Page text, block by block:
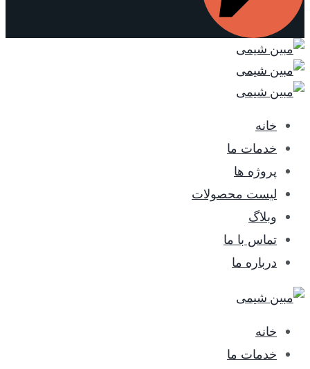
خانه
خدمات ما
پروژه ها
لیست محصولات
وبلاگ
تماس با ما
درباره ما
خانه
خدمات ما